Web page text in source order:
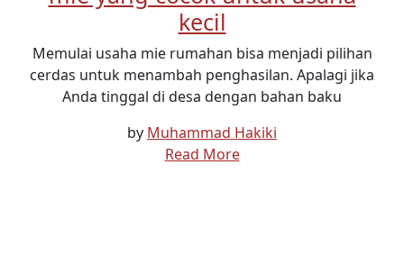
kecil
Memulai usaha mie rumahan bisa menjadi pilihan
cerdas untuk menambah penghasilan. Apalagi jika
Anda tinggal di desa dengan bahan baku
by Muhammad Hakiki
Read More